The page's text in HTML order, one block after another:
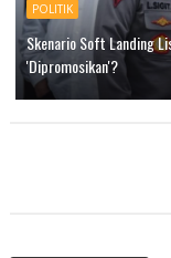
POLITIK
Skenario Soft Landing
'Dipromosikan'?